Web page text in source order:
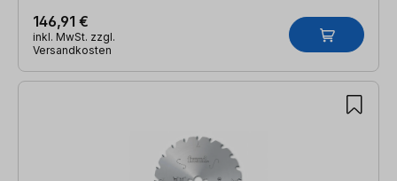
146,91 €
inkl. MwSt. zzgl.
Versandkosten